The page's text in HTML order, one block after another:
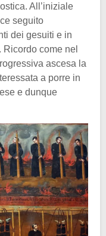
All’iniziale
seguito
dei gesuiti e in
come nel
ascesa la
a porre in
e dunque